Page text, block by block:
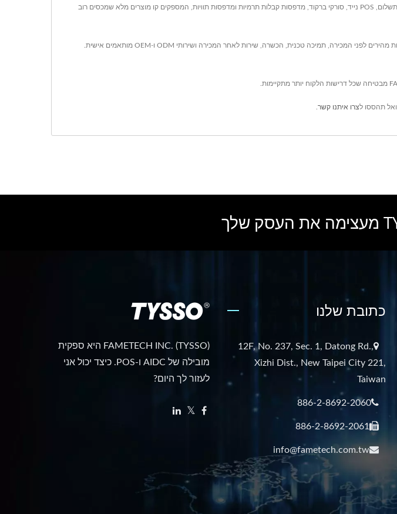
מוסדה בטייוואן מאז 1981, FAMETECH INC היא יצרנית מערכות POS ו-AIDC. מוצריהם העיקריים כוללים מסועות תשלום, POS נייד, סורקי ברקוד, מדפסות קבלות תרמיות ומדפסות תוויות, המספקים קו מוצרים מלא שמכסים רוב
מוסמך ISO-9001 / 9002 ועומד בתקנות CE ו-FCC, FAMETECH מספקת פתרונות POS מקיפים, שירותי ייעוץ לקוחות מהירים לפני המכירה, תמיכה טכנית, הכשרה, שירות לאחר המכירה ושירותי ODM ו-OEM מותאמים אישית.
ואל תהססו לצרו איתנו קשר
FAMETECH INC. (TYSSO) היא ספקית
מובילה של AIDC ו-POS. כיצד יכול אני
לעזור לך היום?
כתובת שלנו
12F, No. 237, Sec. 1, Datong Rd.,
Xizhi Dist., New Taipei City 221,
Taiwan
886-2-8692-2060
886-2-8692-2061
info@fametech.com.tw